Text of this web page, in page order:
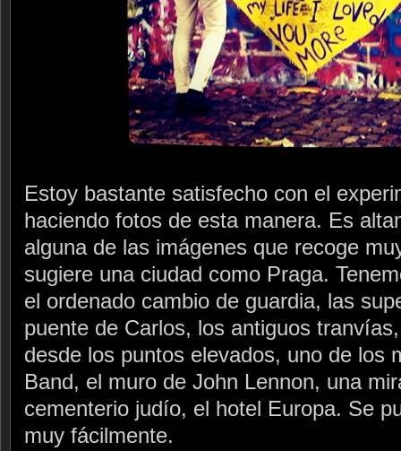
Estoy bastante satisfecho con el
haciendo fotos de esta manera. Es
alguna de las imágenes que recoge
sugiere una ciudad como Praga.
el ordenado cambio de guardia, las
puente de Carlos, los antiguos
desde los puntos elevados, uno de los
Band, el muro de John Lennon, una
cementerio judío, el hotel Europa. Se
muy fácilmente.